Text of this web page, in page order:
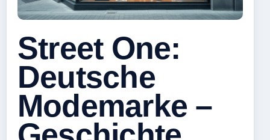
Street One:
Deutsche
Modemarke –